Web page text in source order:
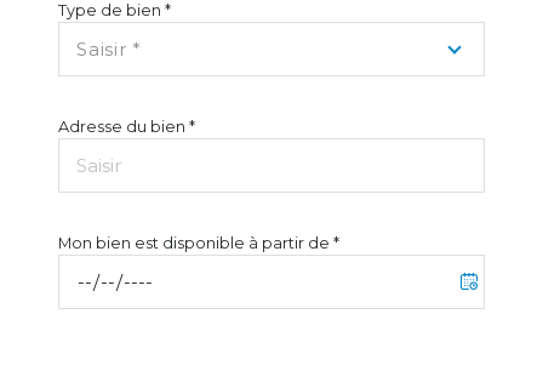
Type de bien *
Saisir *
Adresse du bien *
Mon bien est disponible à partir de *